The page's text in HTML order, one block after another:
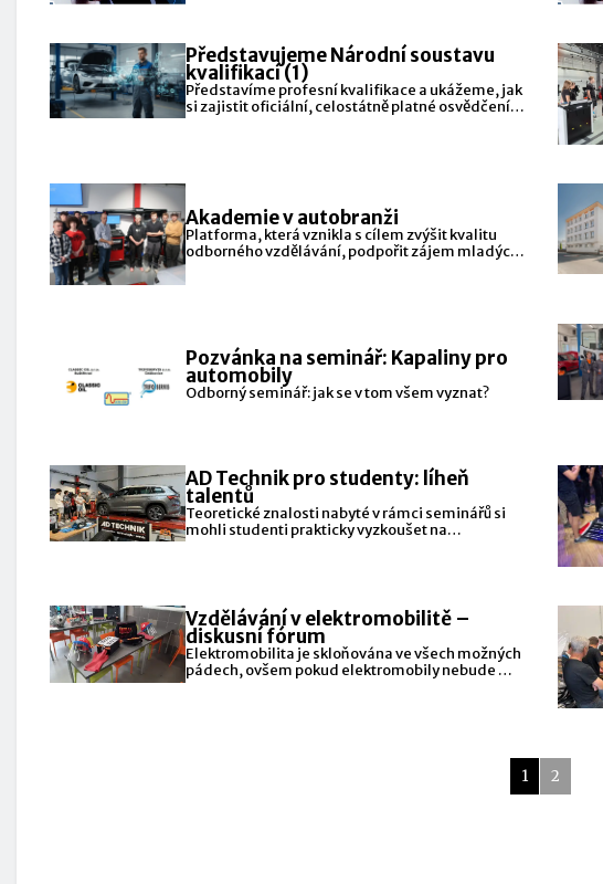
Představujeme Národní soustavu
kvalifikací (1)
Představíme profesní kvalifikace a ukážeme, jak
si zajistit oficiální, celostátně platné osvědčení
pro svou profesi v
Akademie v autobranži
Platforma, která vznikla s cílem zvýšit kvalitu
odborného vzdělávání, podpořit zájem mladých
lidí o řemeslo a
Pozvánka na seminář: Kapaliny pro
automobily
Odborný seminář: jak se v tom všem vyznat?
AD Technik pro studenty: líheň
talentů
Teoretické znalosti nabyté v rámci seminářů si
mohli studenti prakticky vyzkoušet na
nejmodernějších zařízeních a strojích
Vzdělávání v elektromobilitě –
diskusní fórum
Elektromobilita je skloňována ve všech možných
pádech, ovšem pokud elektromobily nebude mít
kdo opravovat, daleko nedojedeme.
1 2